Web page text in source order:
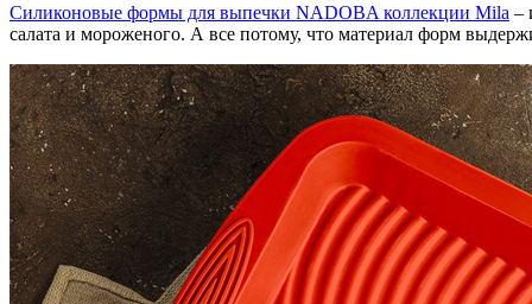
Силиконовые формы для выпечки NADOBA коллекции Mila –
салата и мороженого. А все потому, что материал форм